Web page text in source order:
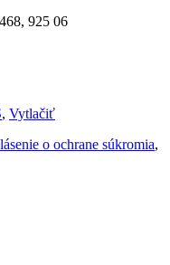
925 06
, Vytlačiť
o ochrane súkromia,